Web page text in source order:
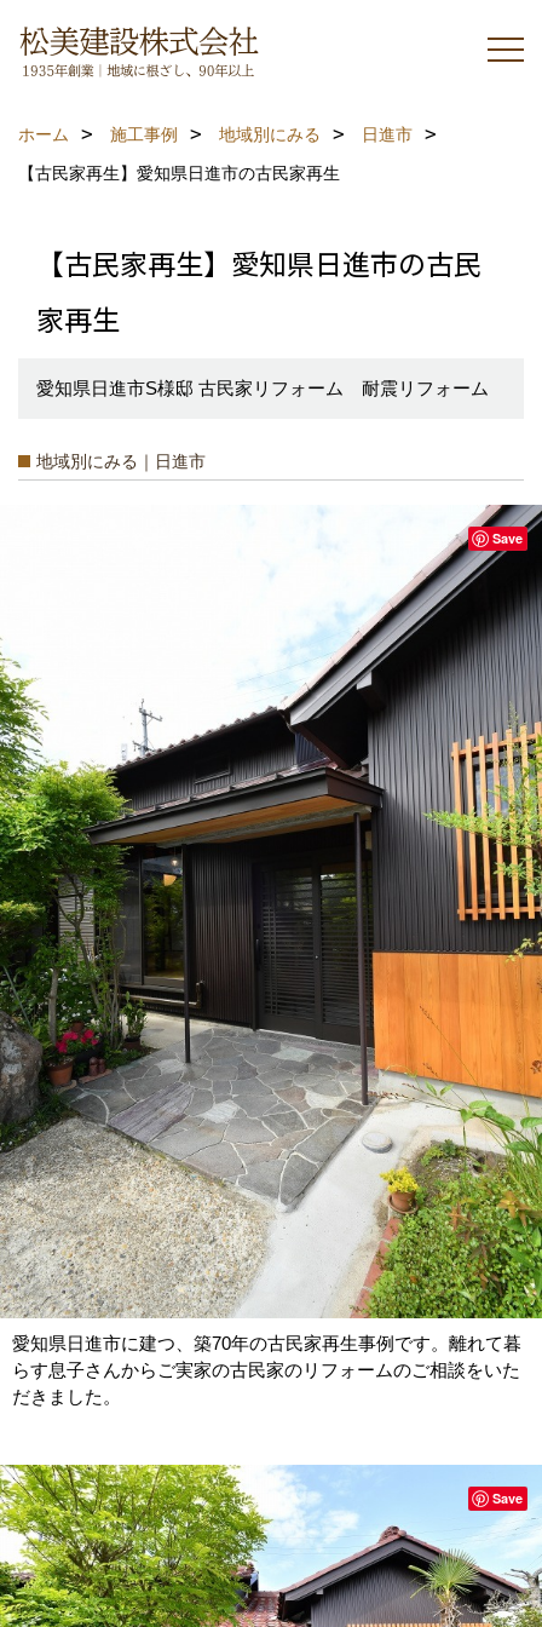
ホーム 施工事例 地域別にみる
日進市
【古民家再生】愛知県日進市の古民家再生
【古民家再生】愛知県日進市の古民
家再生
愛知県日進市S様邸 古民家リフォーム 耐震リフォーム
地域別にみる｜日進市
愛知県日進市に建つ、築70年の古民家再生事例です。離れて暮
らす息子さんからご実家の古民家のリフォームのご相談をいた
だきました。
Save
Save